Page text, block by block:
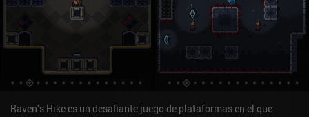
Raven's Hike es un desafiante juego de plataformas en el que